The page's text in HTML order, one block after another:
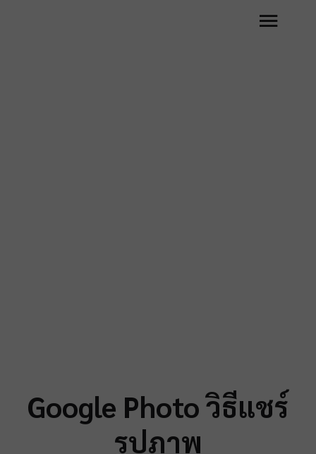
Google Photo วิธีแชร์
รูปภาพ